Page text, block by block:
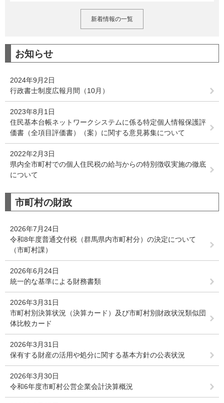
新着情報の一覧
お知らせ
2024年9月2日
行政書士制度広報月間（10月）
2023年8月1日
住民基本台帳ネットワークシステムに係る特定個人情報保護評
価書（全項目評価書）（案）に関する意見募集について
2022年2月3日
県内全市町村での個人住民税の給与からの特別徴収実施の徹底
について
市町村の財政
2026年7月24日
令和8年度普通交付税（群馬県内市町村分）の決定について
（市町村課）
2026年6月24日
統一的な基準による財務書類
2026年3月31日
市町村別決算状況（決算カード）及び市町村別財政状況類似団
体比較カード
2026年3月31日
保有する財産の活用や処分に関する基本方針の公表状況
2026年3月30日
令和6年度市町村公営企業会計決算概況